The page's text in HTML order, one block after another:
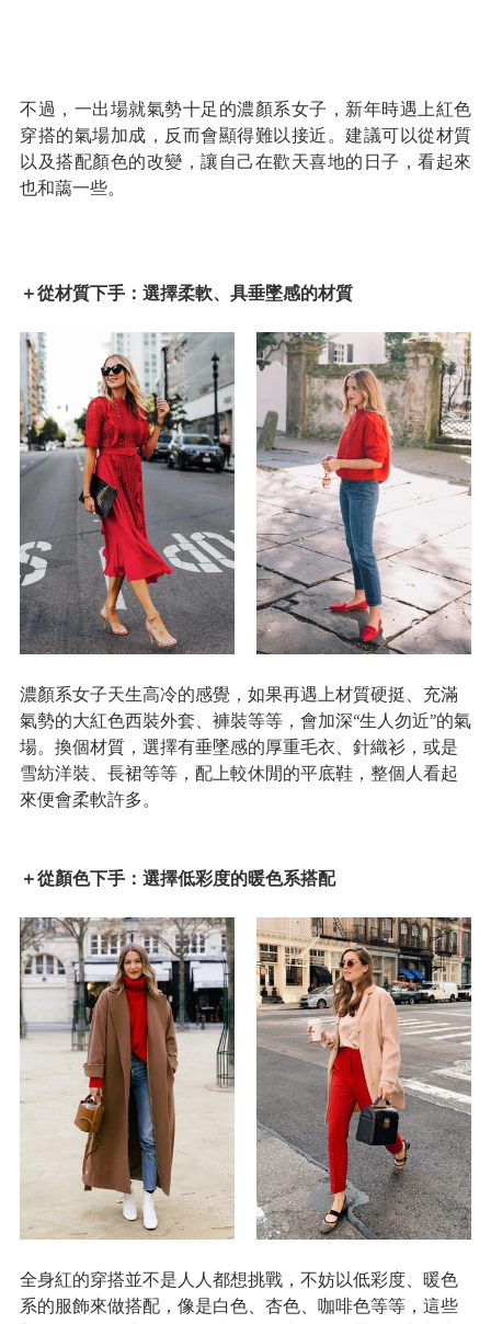
不過，一出場就氣勢十足的濃顏系女子，新年時遇上紅色
穿搭的氣場加成，反而會顯得難以接近。建議可以從材質
以及搭配顏色的改變，讓自己在歡天喜地的日子，看起來
也和藹一些。
＋從材質下手：選擇柔軟、具垂墜感的材質
濃顏系女子天生高冷的感覺，如果再遇上材質硬挺、充滿
氣勢的大紅色西裝外套、褲裝等等，會加深“生人勿近”的氣
場。換個材質，選擇有垂墜感的厚重毛衣、針織衫，或是
雪紡洋裝、長裙等等，配上較休閒的平底鞋，整個人看起
來便會柔軟許多。
＋從顏色下手：選擇低彩度的暖色系搭配
全身紅的穿搭並不是人人都想挑戰，不妨以低彩度、暖色
系的服飾來做搭配，像是白色、杏色、咖啡色等等，這些